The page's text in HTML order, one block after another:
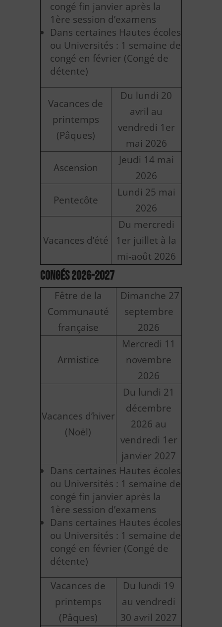
congé fin janvier après la
1ère session d’examens
Dans certaines Hautes écoles
ou Universités : 1 semaine de
congé en février (Congé de
détente)
Vacances de
printemps
(Pâques)
Du lundi 20
avril au
vendredi 1er
mai 2026
Ascension
Jeudi 14 mai
2026
Pentecôte
Lundi 25 mai
2026
Vacances d’été
Du mercredi
1er juillet à la
mi-août 2026
Congés 2026-2027
Fêtre de la
Communauté
française
Dimanche 27
septembre
2026
Armistice
Mercredi 11
novembre
2026
Vacances d’hiver
(Noël)
Du lundi 21
décembre
2026 au
vendredi 1er
janvier 2027
Dans certaines Hautes écoles
ou Universités : 1 semaine de
congé fin janvier après la
1ère session d’examens
Dans certaines Hautes écoles
ou Universités : 1 semaine de
congé en février (Congé de
détente)
Vacances de
printemps
(Pâques)
Du lundi 19
au vendredi
30 avril 2027